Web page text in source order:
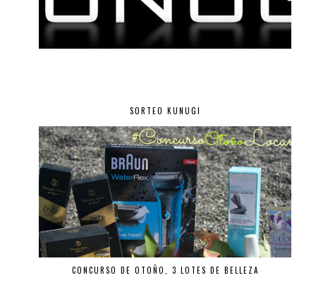
SORTEO KUNUGI
CONCURSO DE OTOÑO, 3 LOTES DE BELLEZA